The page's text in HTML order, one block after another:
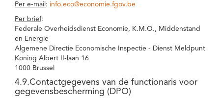
Per e-mail : info.eco@economie.fgov.be
Per brief:
Federale Overheidsdienst Economie, K.M.O., Middenstand
en Energie
Algemene Directie Economische Inspectie - Dienst Meldpunt
Koning Albert II-laan 16
1000 Brussel
4.9.Contactgegevens van de functionaris voor
gegevensbescherming (DPO)